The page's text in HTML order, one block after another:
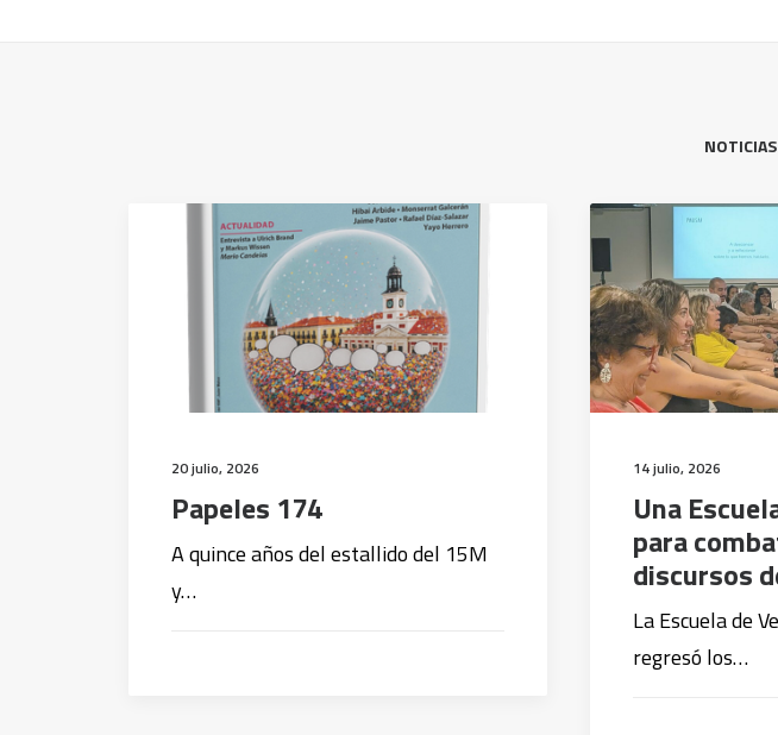
20 julio, 2026
Papeles 174
A quince años del estallido del 15M
y…
14 julio, 2026
Una
para
discursos
La Escuela de
regresó los…